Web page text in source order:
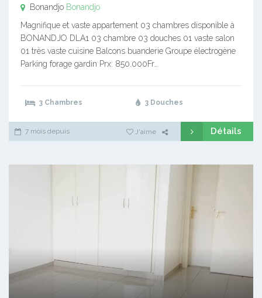
Bonandjo Bonandjo
Magnifique et vaste appartement 03 chambres disponible à
BONANDJO DLA1 03 chambre 03 douches 01 vaste salon
01 très vaste cuisine Balcons buanderie Groupe électrogène
Parking forage gardin Prx: 850.000Fr…
3 Chambres 3 Douches
7 mois depuis J'aime Détails